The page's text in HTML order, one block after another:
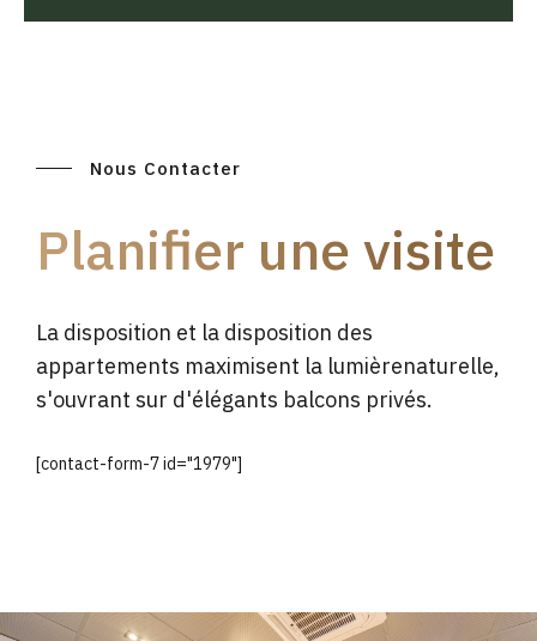
Nous Contacter
Planifier une visite
La disposition et la disposition des
appartements maximisent la lumièrenaturelle,
s'ouvrant sur d'élégants balcons privés.
[contact-form-7 id="1979"]